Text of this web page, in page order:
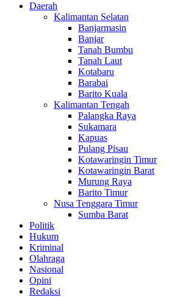
Daerah
Kalimantan Selatan
Banjarmasin
Banjar
Tanah Bumbu
Tanah Laut
Kotabaru
Barabai
Barito Kuala
Kalimantan Tengah
Palangka Raya
Sukamara
Kapuas
Pulang Pisau
Kotawaringin Timur
Kotawaringin Barat
Murung Raya
Barito Timur
Nusa Tenggara Timur
Sumba Barat
Politik
Hukum
Kriminal
Olahraga
Nasional
Opini
Redaksi